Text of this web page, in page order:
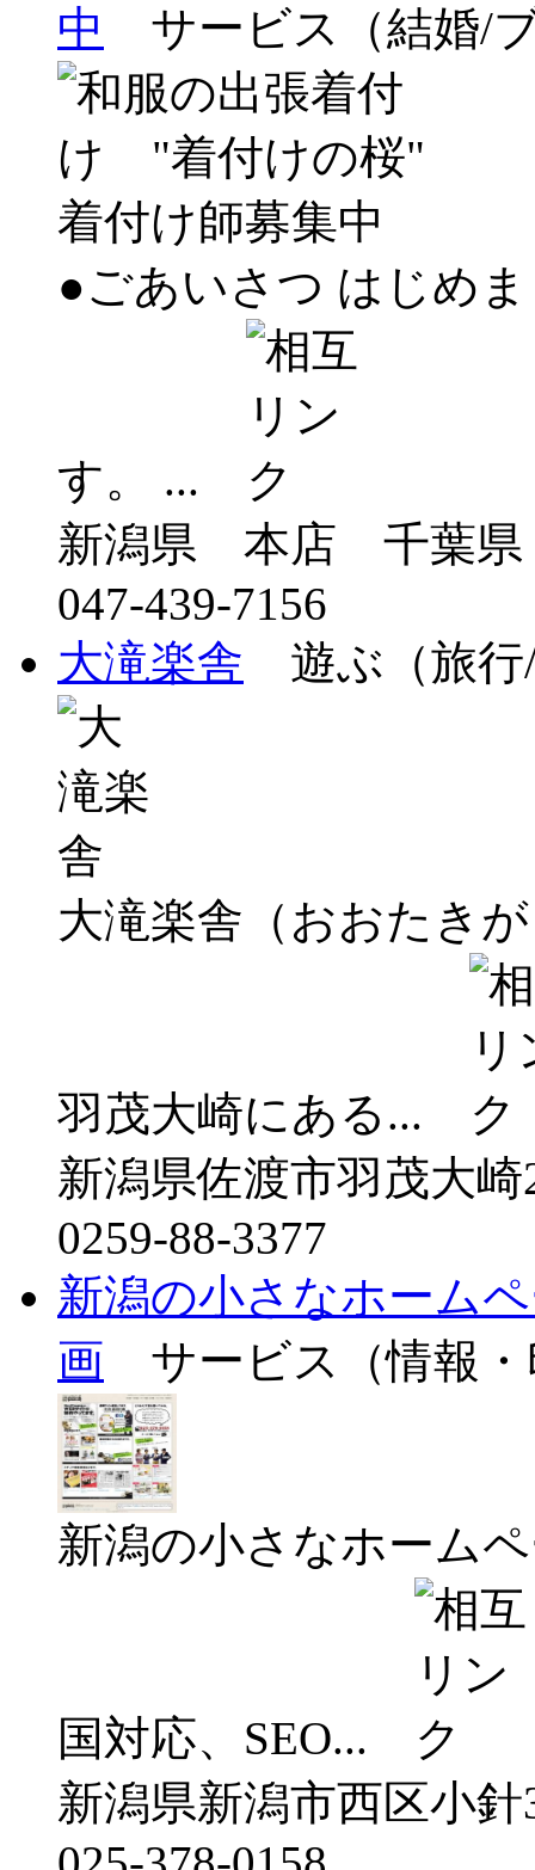
中
サービス（結婚/
●ごあいさつ はじめ
す。 ...
新潟県 本店 千葉県
047-439-7156
大滝楽舎 遊ぶ（旅行
大滝楽舎（おおたき
羽茂大崎にある...
新潟県佐渡市羽茂大崎
0259-88-3377
新潟の小さなホーム
画 サービス（情報・
新潟の小さなホーム
国対応、SEO...
新潟県新潟市西区小